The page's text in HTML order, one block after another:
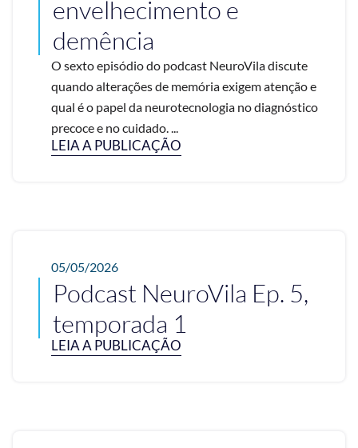
envelhecimento e
demência
O sexto episódio do podcast NeuroVila discute
quando alterações de memória exigem atenção e
qual é o papel da neurotecnologia no diagnóstico
precoce e no cuidado. ...
LEIA A PUBLICAÇÃO
05/05/2026
Podcast NeuroVila Ep. 5,
temporada 1
LEIA A PUBLICAÇÃO